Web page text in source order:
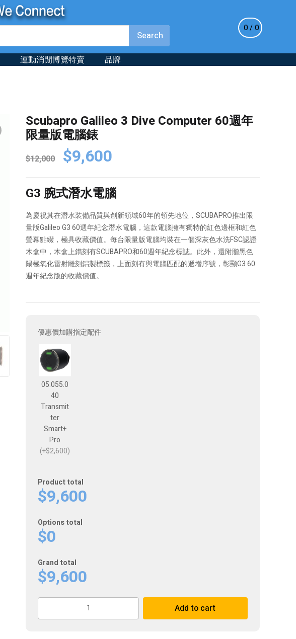
0 0
運動消閒博覽特賣 品牌
Scubapro Galileo 3 Dive Computer 60週年
限量版電腦錶
$12,000 Original
price
was:
$12,000.
$9,600
is:
$9,600.
G3 腕式潛水電腦
為慶祝其在潛水裝備品質與創新領域60年的領先地位，SCUBAPRO推出限
量版Galileo G3 60週年紀念潛水電腦，這款電腦擁有獨特的紅色邊框和紅色
螢幕點綴，極具收藏價值。每台限量版電腦均裝在一個深灰色水洗FSC認證
木盒中，木盒上鐫刻有SCUBAPRO和60週年紀念標誌。此外，還附贈黑色
陽極氧化雷射雕刻鋁製標籤，上面刻有與電腦匹配的遞增序號，彰顯G3 60
週年紀念版的收藏價值。
優惠價加購指定配件
05.055.0
40
Transmit
ter
Smart+
Pro
(+$2,600)
Product total
$9,600
Options total
$0
Grand total
$9,600
Scubapro
Add to cart